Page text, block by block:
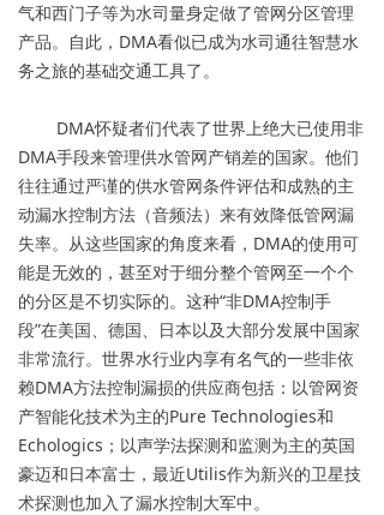
气和西门子等为水司量身定做了管网分区管理
产品。自此，DMA看似已成为水司通往智慧水
务之旅的基础交通工具了。
DMA怀疑者们代表了世界上绝大已使用非
DMA手段来管理供水管网产销差的国家。他们
往往通过严谨的供水管网条件评估和成熟的主
动漏水控制方法（音频法）来有效降低管网漏
失率。从这些国家的角度来看，DMA的使用可
能是无效的，甚至对于细分整个管网至一个个
的分区是不切实际的。这种“非DMA控制手
段”在美国、德国、日本以及大部分发展中国家
非常流行。世界水行业内享有名气的一些非依
赖DMA方法控制漏损的供应商包括：以管网资
产智能化技术为主的Pure Technologies和
Echologics；以声学法探测和监测为主的英国
豪迈和日本富士，最近Utilis作为新兴的卫星技
术探测也加入了漏水控制大军中。